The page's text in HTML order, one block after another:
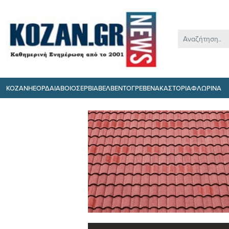
ΚΟΖΑΝΗΕΟΡΔΑΙΑΒΟΙΟΣΕΡΒΙΑΒΕΛΒΕΝΤΟΓΡΕΒΕΝΑΚΑΣΤΟΡΙΑΦΛΩΡΙΝΑ